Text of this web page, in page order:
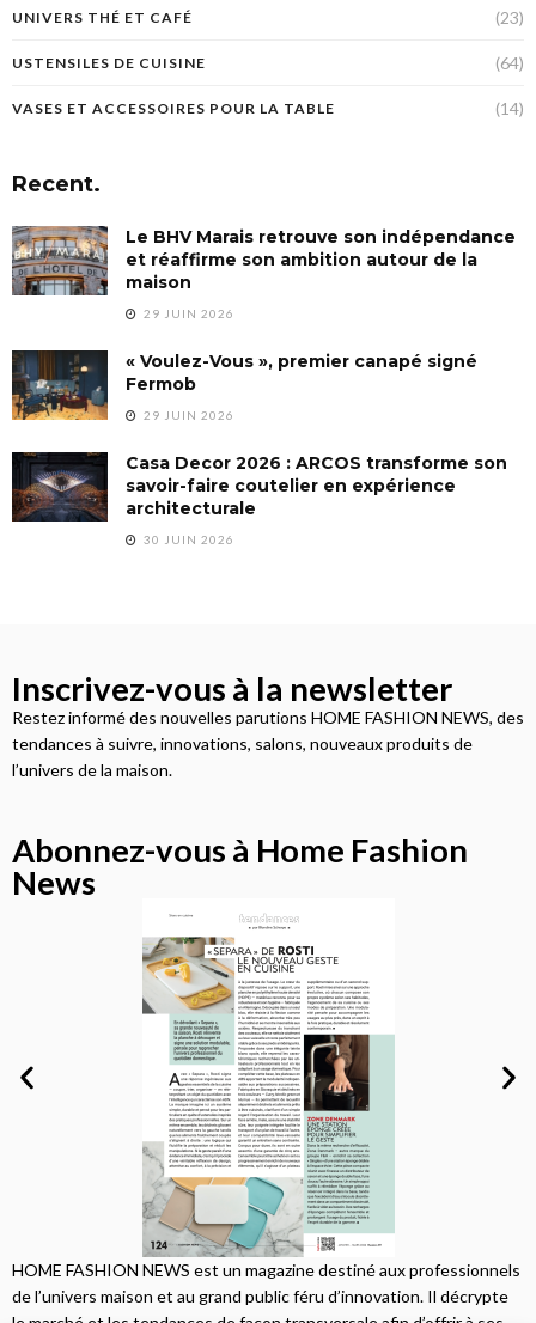
UNIVERS THÉ ET CAFÉ (23)
USTENSILES DE CUISINE (64)
VASES ET ACCESSOIRES POUR LA TABLE (14)
Recent.
Le BHV Marais retrouve son indépendance
et réaffirme son ambition autour de la
maison
29 JUIN 2026
« Voulez-Vous », premier canapé signé
Fermob
29 JUIN 2026
Casa Decor 2026 : ARCOS transforme son
savoir-faire coutelier en expérience
architecturale
30 JUIN 2026
Inscrivez-vous à la newsletter
Restez informé des nouvelles parutions HOME FASHION NEWS, des
tendances à suivre, innovations, salons, nouveaux produits de
l’univers de la maison.
Abonnez-vous à Home Fashion
News
HOME FASHION NEWS est un magazine destiné aux professionnels
de l’univers maison et au grand public féru d’innovation. Il décrypte